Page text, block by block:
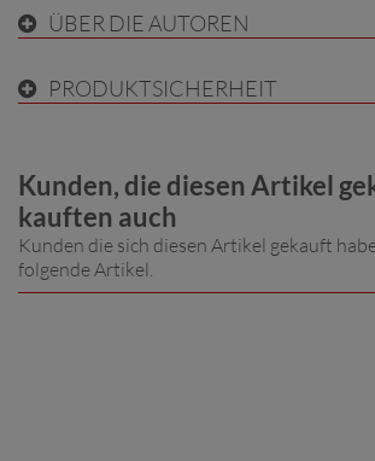
ÜBER DIE AUTOREN
PRODUKTSICHERHEIT
Kunden, die diesen Artikel
kauften auch
Kunden die sich diesen Artikel gekauft
folgende Artikel.